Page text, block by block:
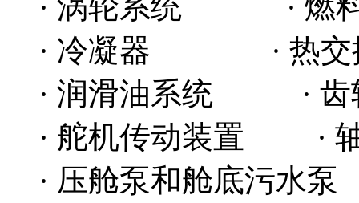
· 冷凝器 · 热交
· 润滑油系统 · 齿
· 舵机传动装置 ·
· 压舱泵和舱底污水泵